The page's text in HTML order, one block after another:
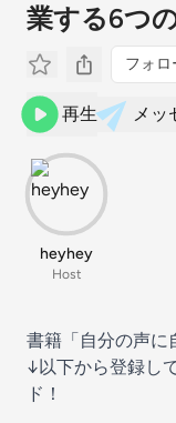
業する6つ
フォロ
再生 メッ
heyhey
Host
書籍「自分の声に
↓以下から登録し
ド！